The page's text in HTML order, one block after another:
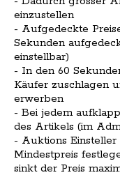
einzustellen
- Aufgedeckte
Sekunden
einstellbar)
- In den 60
Käufer zuschlagen
erwerben
- Bei jedem
des Artikels (im
- Auktions Einsteller
Mindestpreis
sinkt der Preis